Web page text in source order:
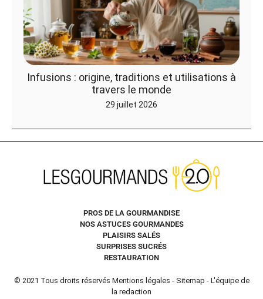
Infusions : origine, traditions et utilisations à
travers le monde
29 juillet 2026
PROS DE LA GOURMANDISE
NOS ASTUCES GOURMANDES
PLAISIRS SALÉS
SURPRISES SUCRÉS
RESTAURATION
© 2021 Tous droits réservés Mentions légales - Sitemap - L'équipe de
la redaction